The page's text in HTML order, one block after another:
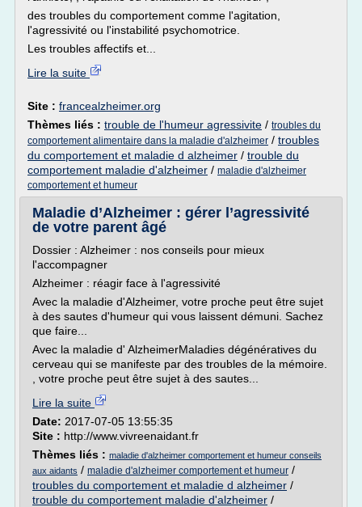
des troubles du comportement comme l'agitation,
l'agressivité ou l'instabilité psychomotrice.
Les troubles affectifs et...
Lire la suite
Site : francealzheimer.org
Thèmes liés : trouble de l'humeur agressivite / troubles du
comportement alimentaire dans la maladie d'alzheimer / troubles
du comportement et maladie d alzheimer / trouble du
comportement maladie d'alzheimer / maladie d'alzheimer
comportement et humeur
Maladie d’Alzheimer : gérer l’agressivité
de votre parent âgé
Dossier : Alzheimer : nos conseils pour mieux
l'accompagner
Alzheimer : réagir face à l'agressivité
Avec la maladie d'Alzheimer, votre proche peut être sujet
à des sautes d'humeur qui vous laissent démuni. Sachez
que faire...
Avec la maladie d' AlzheimerMaladies dégénératives du
cerveau qui se manifeste par des troubles de la mémoire.
, votre proche peut être sujet à des sautes...
Lire la suite
Date: 2017-07-05 13:55:35
Site : http://www.vivreenaidant.fr
Thèmes liés : maladie d'alzheimer comportement et humeur conseils
aux aidants / maladie d'alzheimer comportement et humeur /
troubles du comportement et maladie d alzheimer /
trouble du comportement maladie d'alzheimer /